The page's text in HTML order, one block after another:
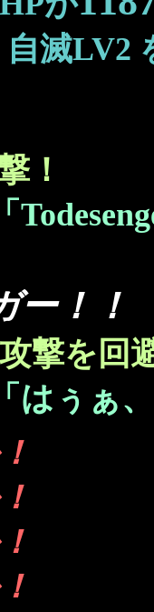
自滅LV2
！
「
ー！！
撃を回
「はぅぁ